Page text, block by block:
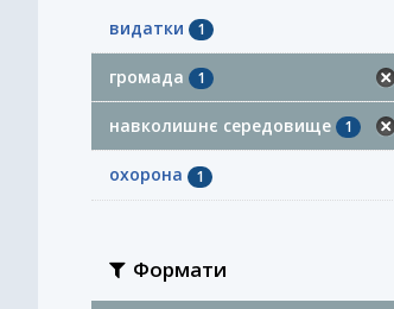
видатки 1
громада 1
навколишнє середовище 1
охорона 1
Формати